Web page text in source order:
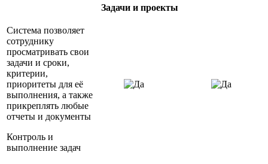
Задачи и проекты
Система позволяет
сотруднику
просматривать свои
задачи и сроки,
критерии,
приоритеты для её
выполнения, а также
прикреплять любые
отчеты и документы
Контроль и
выполнение задач